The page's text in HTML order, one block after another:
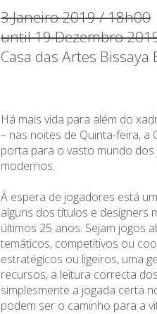
3 Janeiro 2019 / 18h00
until 19 Dezembro
Casa das Artes Bissaya
Há mais vida para além do
– nas noites de Quinta-feira, a
porta para o vasto mundo
modernos.
À espera de jogadores está
alguns dos títulos e designers
últimos 25 anos. Sejam jogos
temáticos, competitivos ou
estratégicos ou ligeiros, uma
recursos, a leitura correcta
simplesmente a jogada certa
podem ser o caminho para a